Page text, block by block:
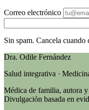
Correo electrónico
Sin spam. Cancela cuando
Dra. Odile Fernández
Salud integrativa ·
Médica de familia, autora
Divulgación basada en